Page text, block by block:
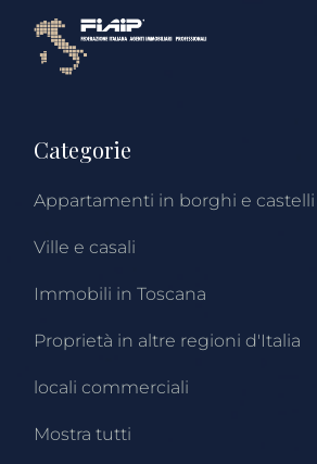
Categorie
Appartamenti in borghi e castelli
Ville e casali
Immobili in Toscana
Proprietà in altre regioni d'Italia
locali commerciali
Mostra tutti